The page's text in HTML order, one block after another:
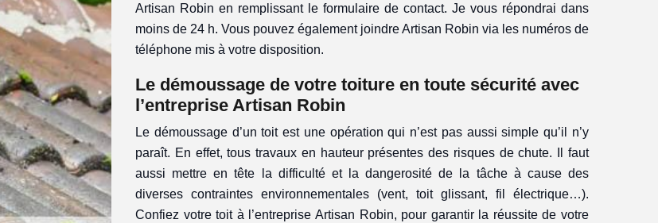
Artisan Robin en remplissant le formulaire de contact. Je vous répondrai dans
moins de 24 h. Vous pouvez également joindre Artisan Robin via les numéros de
téléphone mis à votre disposition.
Le démoussage de votre toiture en toute sécurité avec
l’entreprise Artisan Robin
Le démoussage d’un toit est une opération qui n’est pas aussi simple qu’il n’y
paraît. En effet, tous travaux en hauteur présentes des risques de chute. Il faut
aussi mettre en tête la difficulté et la dangerosité de la tâche à cause des
diverses contraintes environnementales (vent, toit glissant, fil électrique…).
Confiez votre toit à l’entreprise Artisan Robin, pour garantir la réussite de votre